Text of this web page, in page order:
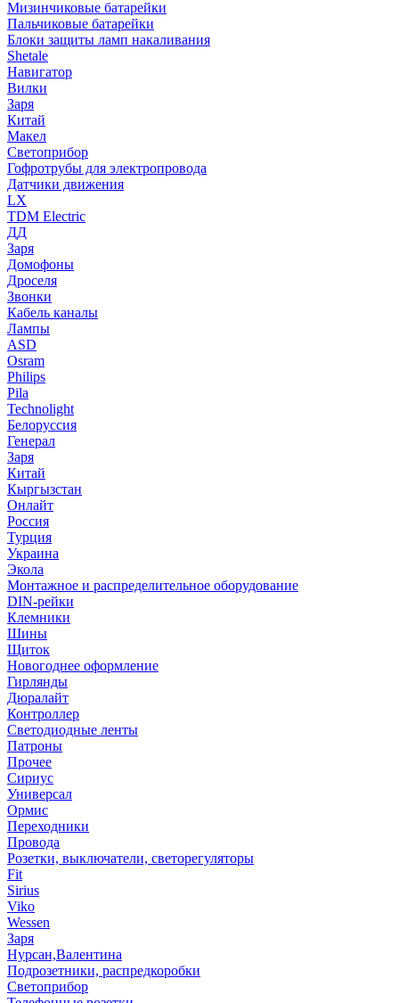
Мизинчиковые батарейки
Пальчиковые батарейки
Блоки защиты ламп накаливания
Shetale
Навигатор
Вилки
Заря
Китай
Макел
Светоприбор
Гофротрубы для электропровода
Датчики движения
LX
TDM Electric
ДД
Заря
Домофоны
Дроселя
Звонки
Кабель каналы
Лампы
ASD
Osram
Philips
Pila
Technolight
Белоруссия
Генерал
Заря
Китай
Кыргызстан
Онлайт
Россия
Турция
Украина
Экола
Монтажное и распределительное оборудование
DIN-рейки
Клемники
Шины
Щиток
Новогоднее оформление
Гирлянды
Дюралайт
Контроллер
Светодиодные ленты
Патроны
Прочее
Сириус
Универсал
Ормис
Переходники
Провода
Розетки, выключатели, светорегуляторы
Fit
Sirius
Viko
Wessen
Заря
Нурсан,Валентина
Подрозетники, распредкоробки
Светоприбор